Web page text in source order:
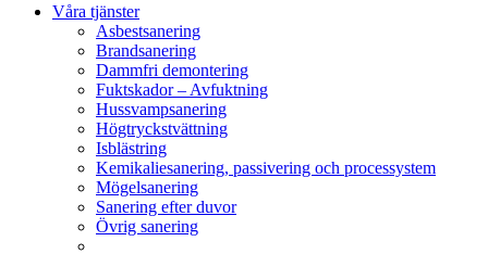
Våra tjänster
Asbestsanering
Brandsanering
Dammfri demontering
Fuktskador – Avfuktning
Hussvampsanering
Högtryckstvättning
Isblästring
Kemikaliesanering, passivering och processystem
Mögelsanering
Sanering efter duvor
Övrig sanering